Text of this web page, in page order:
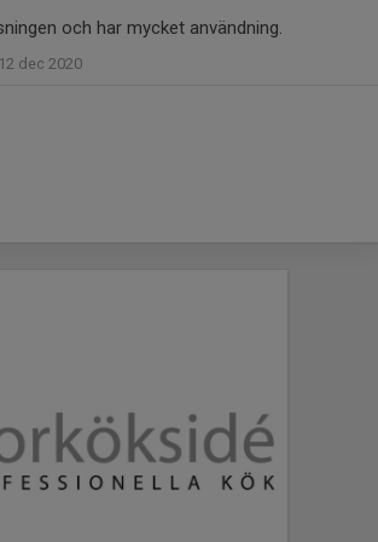
och har mycket användning.
12 dec 2020